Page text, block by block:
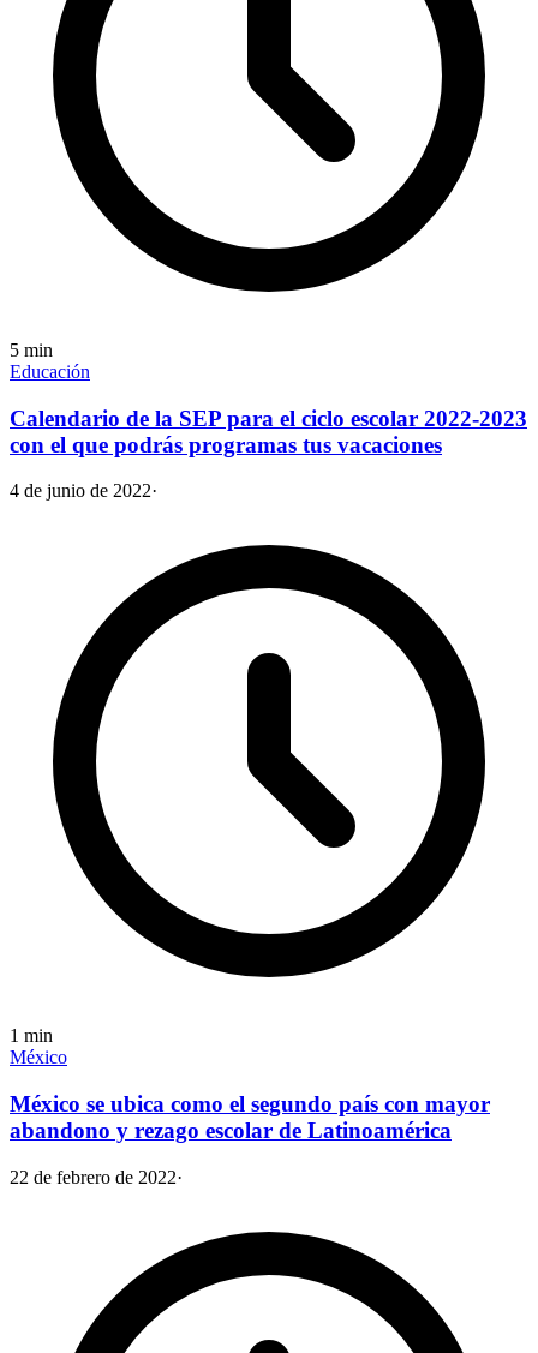
5 min
Educación
Calendario de la SEP para el ciclo escolar 2022-2023
con el que podrás programas tus vacaciones
4 de junio de 2022·
1 min
México
México se ubica como el segundo país con mayor
abandono y rezago escolar de Latinoamérica
22 de febrero de 2022·